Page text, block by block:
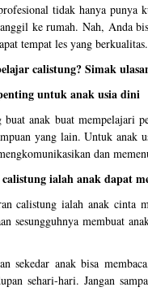
tidak hanya punya
ke rumah. Nah, Anda
tempat les yang berkualitas.
calistung? Simak
untuk anak usia dini
buat anak buat mempelajari
yang lain. Untuk
dan
ialah anak dapat
calistung ialah anak cinta
sesungguhnya membuat
sekedar anak bisa
sehari-hari. Jangan